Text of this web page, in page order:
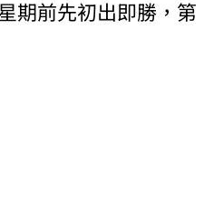
期前先初出即勝，第